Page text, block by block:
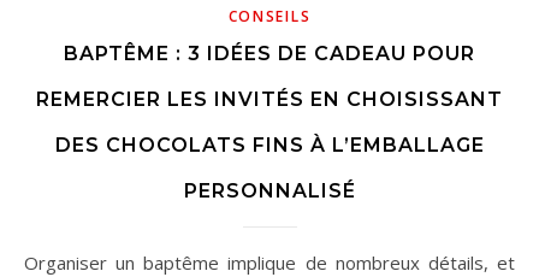
CONSEILS
BAPTÊME : 3 IDÉES DE CADEAU POUR
REMERCIER LES INVITÉS EN CHOISISSANT
DES CHOCOLATS FINS À L’EMBALLAGE
PERSONNALISÉ
Organiser un baptême implique de nombreux détails, et